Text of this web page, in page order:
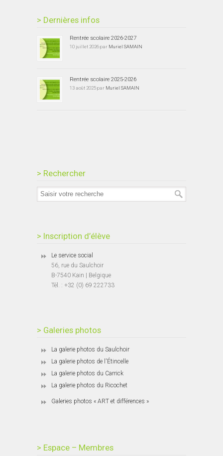
> Dernières infos
Rentrée scolaire 2026-2027
10 juillet 2026 par Muriel SAMAIN
Rentrée scolaire 2025-2026
13 août 2025 par Muriel SAMAIN
> Rechercher
> Inscription d’élève
Le service social
56, rue du Saulchoir
B-7540 Kain | Belgique
Tél. : +32 (0) 69 222733
> Galeries photos
La galerie photos du Saulchoir
La galerie photos de l'Étincelle
La galerie photos du Carrick
La galerie photos du Ricochet
Galeries photos « ART et différences »
> Espace – Membres